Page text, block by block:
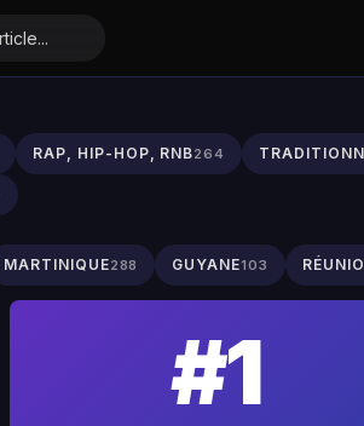
RAP, HIP-HOP, RNB264
MARTINIQUE288 GUYANE103
#1